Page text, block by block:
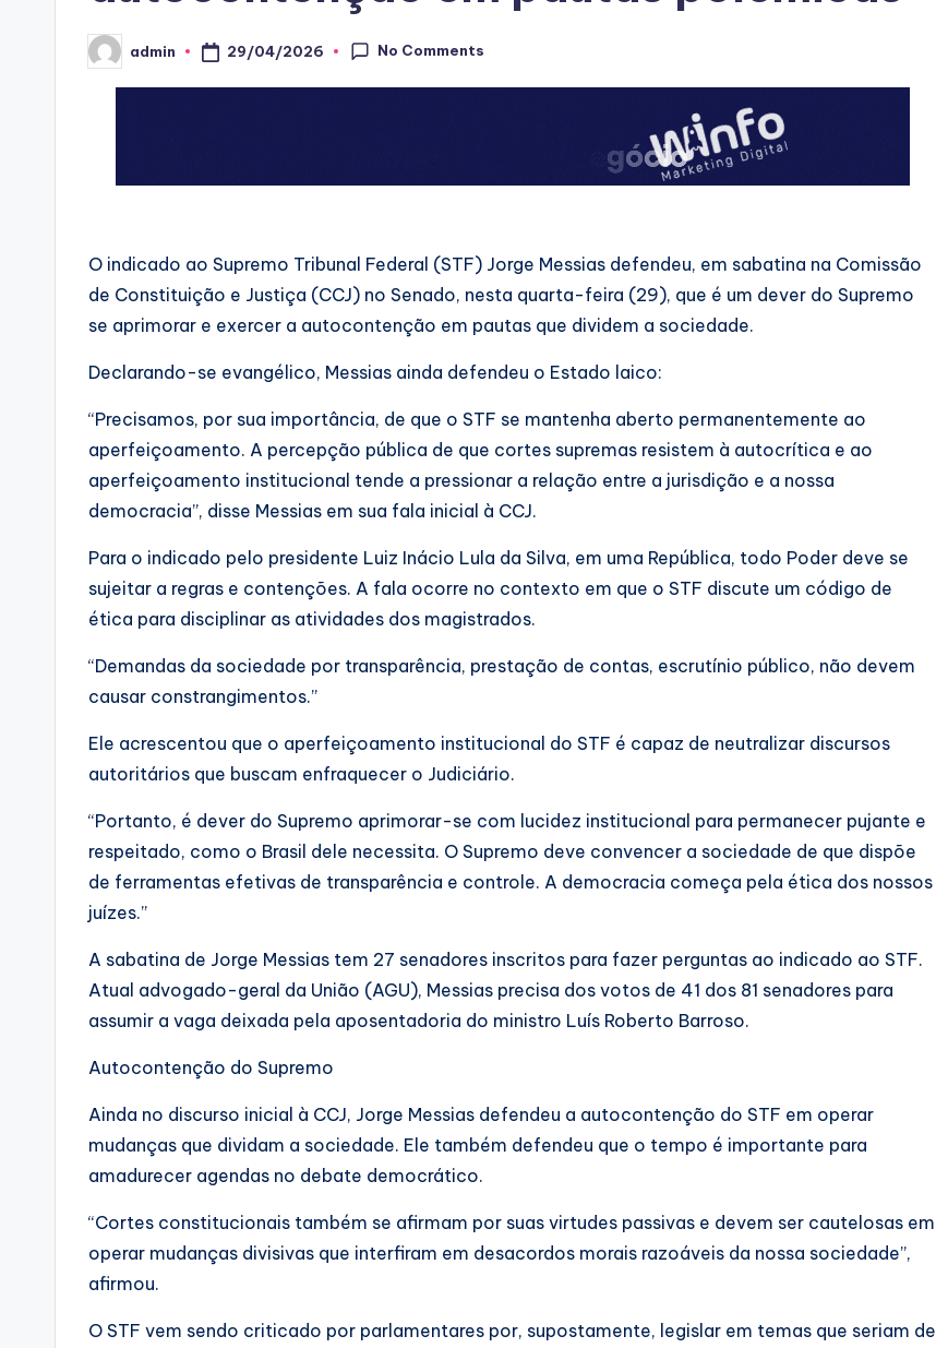
Posted
by
admin 29/04/2026 No Comments
O indicado ao Supremo Tribunal Federal (STF) Jorge Messias defendeu, em sabatina na Comissão
de Constituição e Justiça (CCJ) no Senado, nesta quarta-feira (29), que é um dever do Supremo
se aprimorar e exercer a autocontenção em pautas que dividem a sociedade.
Declarando-se evangélico, Messias ainda defendeu o Estado laico:
“Precisamos, por sua importância, de que o STF se mantenha aberto permanentemente ao
aperfeiçoamento. A percepção pública de que cortes supremas resistem à autocrítica e ao
aperfeiçoamento institucional tende a pressionar a relação entre a jurisdição e a nossa
democracia”, disse Messias em sua fala inicial à CCJ.
Para o indicado pelo presidente Luiz Inácio Lula da Silva, em uma República, todo Poder deve se
sujeitar a regras e contenções. A fala ocorre no contexto em que o STF discute um código de
ética para disciplinar as atividades dos magistrados.
“Demandas da sociedade por transparência, prestação de contas, escrutínio público, não devem
causar constrangimentos.”
Ele acrescentou que o aperfeiçoamento institucional do STF é capaz de neutralizar discursos
autoritários que buscam enfraquecer o Judiciário.
“Portanto, é dever do Supremo aprimorar-se com lucidez institucional para permanecer pujante e
respeitado, como o Brasil dele necessita. O Supremo deve convencer a sociedade de que dispõe
de ferramentas efetivas de transparência e controle. A democracia começa pela ética dos nossos
juízes.”
A sabatina de Jorge Messias tem 27 senadores inscritos para fazer perguntas ao indicado ao STF.
Atual advogado-geral da União (AGU), Messias precisa dos votos de 41 dos 81 senadores para
assumir a vaga deixada pela aposentadoria do ministro Luís Roberto Barroso.
Autocontenção do Supremo
Ainda no discurso inicial à CCJ, Jorge Messias defendeu a autocontenção do STF em operar
mudanças que dividam a sociedade. Ele também defendeu que o tempo é importante para
amadurecer agendas no debate democrático.
“Cortes constitucionais também se afirmam por suas virtudes passivas e devem ser cautelosas em
operar mudanças divisivas que interfiram em desacordos morais razoáveis da nossa sociedade”,
afirmou.
O STF vem sendo criticado por parlamentares por, supostamente, legislar em temas que seriam de